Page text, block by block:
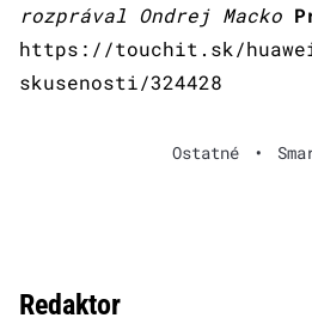
rozprával Ondrej Macko
https://touchit.sk/
skusenosti/324428
Ostatné •
Redaktor